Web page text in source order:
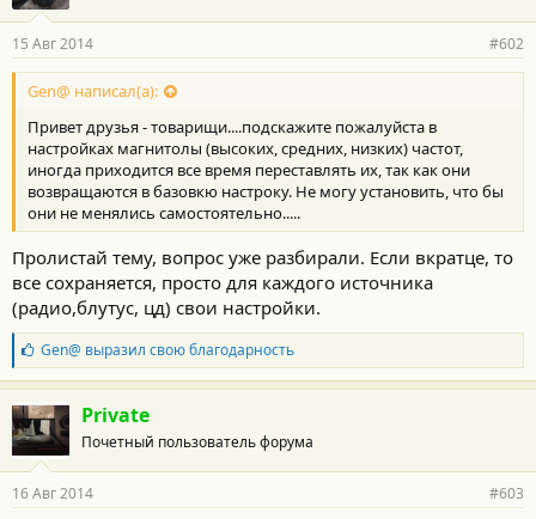
15 Авг 2014 #602
Gen@ написал(а):
Привет друзья - товарищи....подскажите пожалуйста в
настройках магнитолы (высоких, средних, низких) частот,
иногда приходится все время переставлять их, так как они
возвращаются в базовкю настроку. Не могу установить, что бы
они не менялись самостоятельно.....
Пролистай тему, вопрос уже разбирали. Если вкратце, то
все сохраняется, просто для каждого источника
(радио,блутус, цд) свои настройки.
Б
л
а
г
о
д
а
н
Gen@ выразил свою благодарность
Private
Почетный пользователь форума
16 Авг 2014 #603